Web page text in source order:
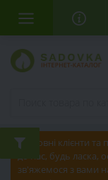
Шановні клієнти
до нас, будь ласка,
зв'яжемося з вами